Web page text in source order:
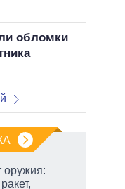
обломки
оружия: